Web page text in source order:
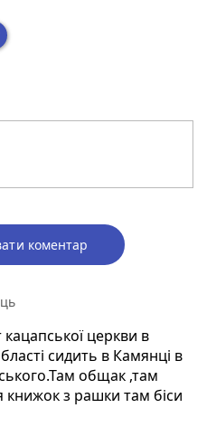
коментар
церкви в
сидить в Камянці в
общак ,там
з рашки там біси